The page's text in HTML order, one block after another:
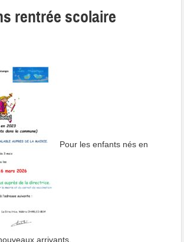
rentrée scolaire
Pour les enfants nés en
arrivants.